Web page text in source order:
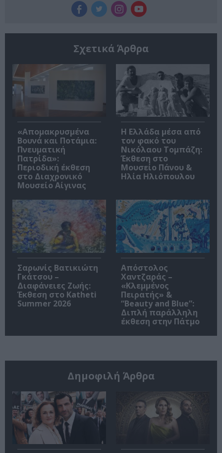
Σχετικά Άρθρα
«Απομακρυσμένα
Βουνά και Ποτάμια:
Πνευματική
Πατρίδα»:
Περιοδική έκθεση
στο Διαχρονικό
Μουσείο Αίγινας
Η Ελλάδα μέσα από
τον φακό του
Νικόλαου Τομπάζη:
Έκθεση στο
Μουσείο Πάνου &
Ηλία Ηλιόπουλου
Σαρωνίς Βατικιώτη
Γκάτσου –
Διαφάνειες Ζωής:
Έκθεση στο Katheti
Summer 2026
Απόστολος
Χαντζαράς –
«Κλεμμένος
Πειρατής» &
“Beauty and Blue”:
Διπλή παράλληλη
έκθεση στην Πάτμο
Δημοφιλή Άρθρα